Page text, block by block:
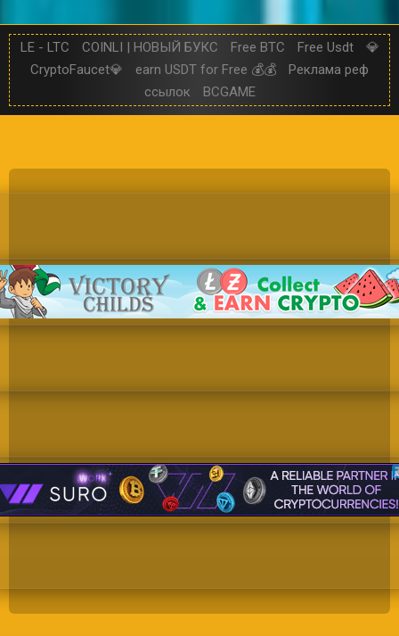
LE - LTC COINLI | НОВЫЙ БУКС Free BTC Free Usdt
💎
CryptoFaucet💎
earn USDT for Free 💰💰
Реклама реф
ссылок
BCGAME